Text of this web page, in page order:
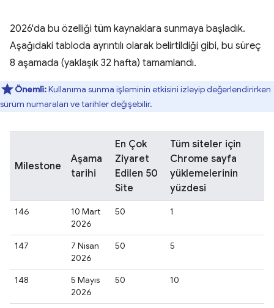
2026'da bu özelliği tüm kaynaklara sunmaya başladık.
Aşağıdaki tabloda ayrıntılı olarak belirtildiği gibi, bu süreç
8 aşamada (yaklaşık 32 hafta) tamamlandı.
Önemli:Kullanıma sunma işleminin etkisini izleyip değerlendirirken
sürüm numaraları ve tarihler değişebilir.
Milestone
Aşama
tarihi
En Çok
Ziyaret
Edilen 50
Site
Tüm siteler için
Chrome sayfa
yüklemelerinin
yüzdesi
146
10 Mart
2026
50 1
147
7 Nisan
2026
50 5
148
5 Mayıs
2026
50 10